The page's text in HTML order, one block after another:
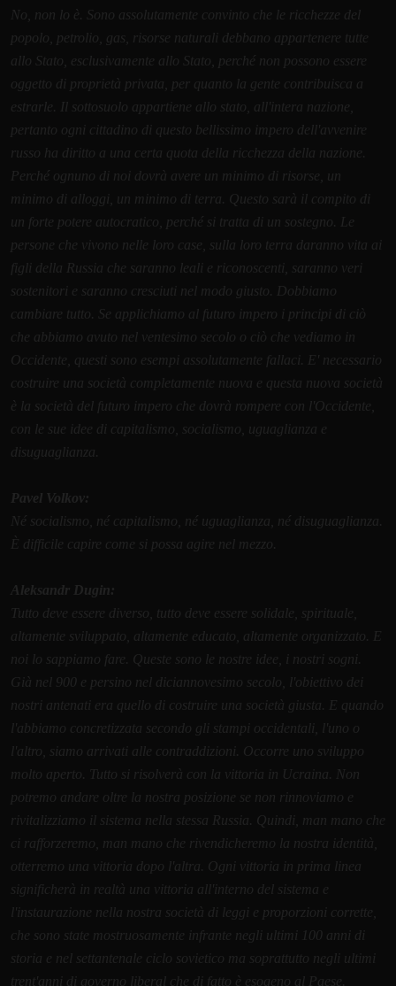
No, non lo è. Sono assolutamente convinto che le ricchezze del
popolo, petrolio, gas, risorse naturali debbano appartenere tutte
allo Stato, esclusivamente allo Stato, perché non possono essere
oggetto di proprietà privata, per quanto la gente contribuisca a
estrarle. Il sottosuolo appartiene allo stato, all'intera nazione,
pertanto ogni cittadino di questo bellissimo impero dell'avvenire
russo ha diritto a una certa quota della ricchezza della nazione.
Perché ognuno di noi dovrà avere un minimo di risorse, un
minimo di alloggi, un minimo di terra. Questo sarà il compito di
un forte potere autocratico, perché si tratta di un sostegno. Le
persone che vivono nelle loro case, sulla loro terra daranno vita ai
figli della Russia che saranno leali e riconoscenti, saranno veri
sostenitori e saranno cresciuti nel modo giusto. Dobbiamo
cambiare tutto. Se applichiamo al futuro impero i principi di ciò
che abbiamo avuto nel ventesimo secolo o ciò che vediamo in
Occidente, questi sono esempi assolutamente fallaci. E' necessario
costruire una società completamente nuova e questa nuova società
è la società del futuro impero che dovrà rompere con l'Occidente,
con le sue idee di capitalismo, socialismo, uguaglianza e
disuguaglianza.
Pavel Volkov:
Né socialismo, né capitalismo, né uguaglianza, né disuguaglianza.
È difficile capire come si possa agire nel mezzo.
Aleksandr Dugin:
Tutto deve essere diverso, tutto deve essere solidale, spirituale,
altamente sviluppato, altamente educato, altamente organizzato. E
noi lo sappiamo fare. Queste sono le nostre idee, i nostri sogni.
Già nel 900 e persino nel diciannovesimo secolo, l'obiettivo dei
nostri antenati era quello di costruire una società giusta. E quando
l'abbiamo concretizzata secondo gli stampi occidentali, l'uno o
l'altro, siamo arrivati alle contraddizioni. Occorre uno sviluppo
molto aperto. Tutto si risolverà con la vittoria in Ucraina. Non
potremo andare oltre la nostra posizione se non rinnoviamo e
rivitalizziamo il sistema nella stessa Russia. Quindi, man mano che
ci rafforzeremo, man mano che rivendicheremo la nostra identità,
otterremo una vittoria dopo l'altra. Ogni vittoria in prima linea
significherà in realtà una vittoria all'interno del sistema e
l'instaurazione nella nostra società di leggi e proporzioni corrette,
che sono state mostruosamente infrante negli ultimi 100 anni di
storia e nel settantenale ciclo sovietico ma soprattutto negli ultimi
trent'anni di governo liberal che di fatto è esogeno al Paese.